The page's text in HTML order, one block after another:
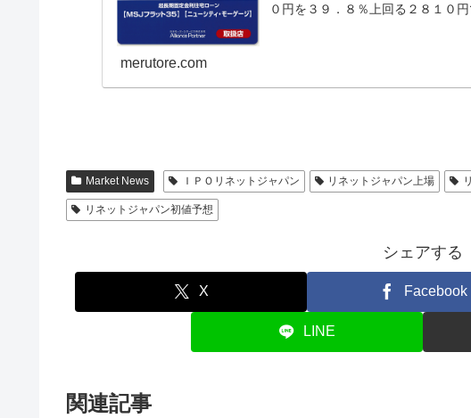
０円を３９．８％上回る２８１０
merutore.com
Market News ＩＰＯリネットジャパン リネットジャパン上場
リネットジャパン初値予想
シェアする
X Facebook
LINE
関連記事